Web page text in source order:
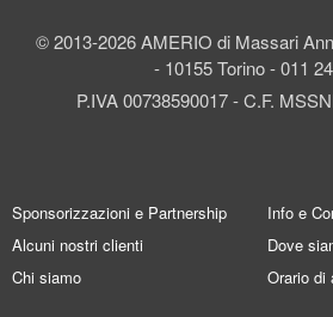
© 2013-2026 AMERIO di Massari
- 10155 Torino - 011
P.IVA 00738590017 - C.F.
Sponsorizzazioni e Partnership
Alcuni nostri clienti
Chi siamo
Info e
Dove
Orario di